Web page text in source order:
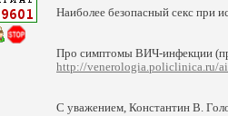
Наиболее безопасный секс при
Про симптомы ВИЧ-инфекции
http://venerologia.policlinica.ru/
С уважением, Константин В.